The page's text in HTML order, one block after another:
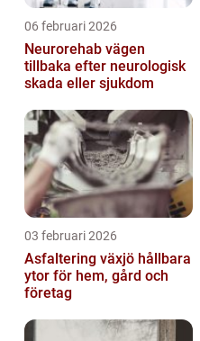
06 februari 2026
Neurorehab vägen
tillbaka efter neurologisk
skada eller sjukdom
03 februari 2026
Asfaltering växjö hållbara
ytor för hem, gård och
företag